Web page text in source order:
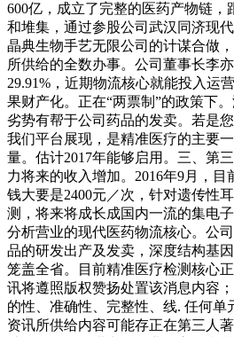
600亿，成立了完整的医药产物链，
和堆集，通过参股公司武汉同济现
晶典生物手艺无限公司的计谋合做
所供给的全数办事。公司董事长李
29.91%，近期物流核心就能投入运
果财产化。正在“两票制”的政策下
劣势有帮于公司药品的发卖。若是
我们平台展现，是精准医疗的主要
量。估计2017年能够启用。三、第
力将来的收入增加。2016年9月，
钱大要是2400元／次，针对遗传性
测，将来将成长成国内一流的集电
分析营业的现代医药物流核心。公
品的研发出产及发卖，深度结构基
笼盖全省。目前精准医疗检测核心
讯将遵照版权赞扬处置该消息内容
的性、准确性、完整性、线. 任何单
资讯所供给内容可能存正在第三人